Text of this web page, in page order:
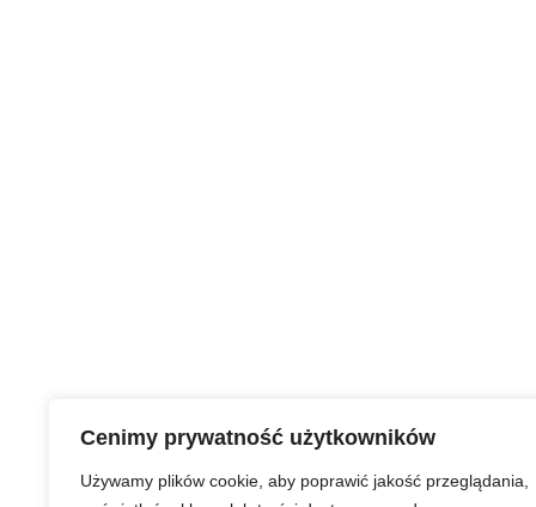
Cenimy prywatność użytkowników
Używamy plików cookie, aby poprawić jakość przeglądania,